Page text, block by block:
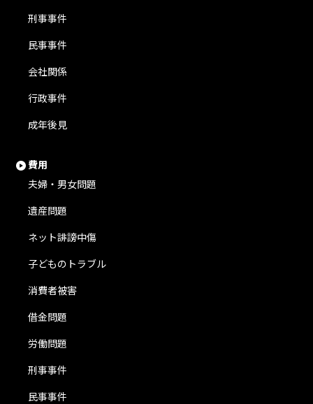
刑事事件
民事事件
会社関係
行政事件
成年後見
費用
夫婦・男女問題
遺産問題
ネット誹謗中傷
子どものトラブル
消費者被害
借金問題
労働問題
刑事事件
民事事件